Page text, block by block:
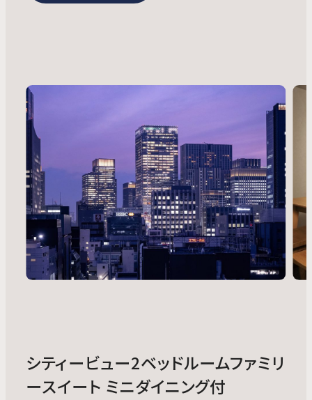
シティービュー2ベッドルームファミリ
ースイート ミニダイニング付